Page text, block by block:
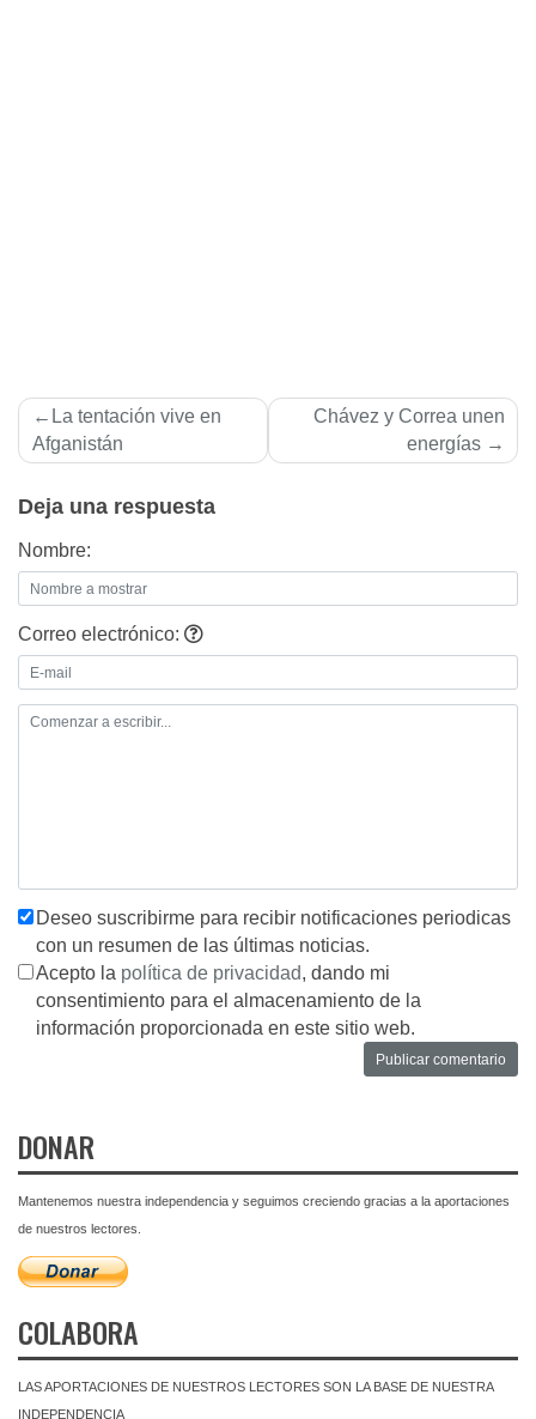
Navegación
de
La tentación vive en
Afganistán
Chávez y Correa unen
energí­as
Deja una respuesta
Nombre:
Correo electrónico:
Deseo suscribirme para recibir notificaciones periodicas
con un resumen de las últimas noticias.
Acepto la política de privacidad, dando mi
consentimiento para el almacenamiento de la
información proporcionada en este sitio web.
DONAR
Mantenemos nuestra independencia y seguimos creciendo gracias a la aportaciones
de nuestros lectores.
COLABORA
LAS APORTACIONES DE NUESTROS LECTORES SON LA BASE DE NUESTRA
INDEPENDENCIA